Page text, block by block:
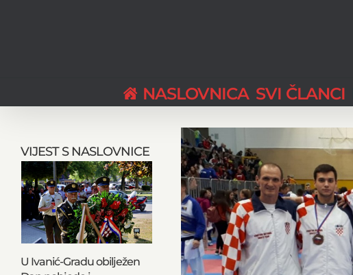
NASLOVNICA SVI ČLANCI
View
Larger
Image
VIJEST S NASLOVNICE
U Ivanić-Gradu obilježen